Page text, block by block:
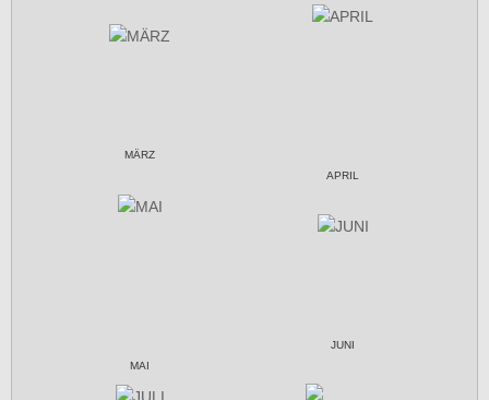
MÄRZ
APRIL
MAI
JUNI